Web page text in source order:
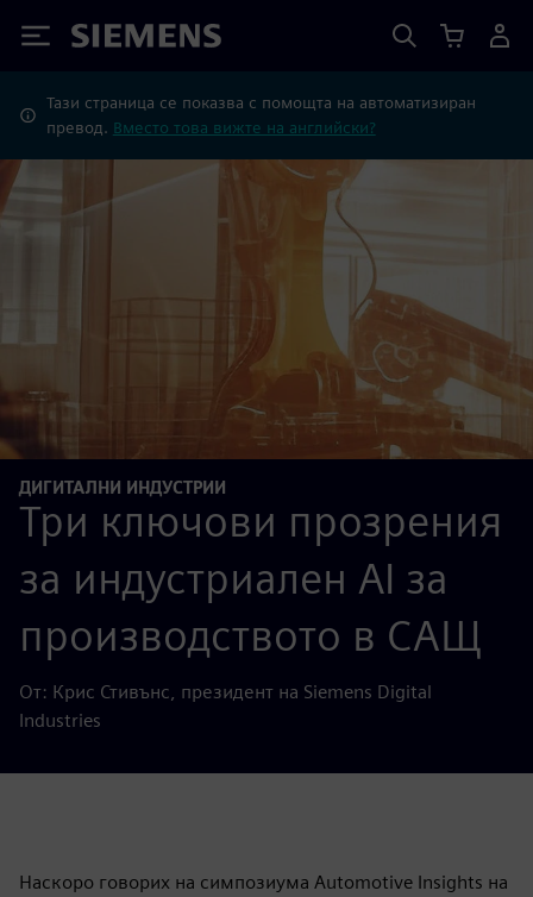
Siemens
Тази страница се показва с помощта на автоматизиран
превод. Вместо това вижте на английски?
ДИГИТАЛНИ ИНДУСТРИИ
Три ключови прозрения
за индустриален AI за
производството в САЩ
От: Крис Стивънс, президент на Siemens Digital
Industries
Наскоро говорих на симпозиума Automotive Insights на